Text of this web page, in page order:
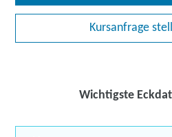
Kursanfrage
Wichtigste